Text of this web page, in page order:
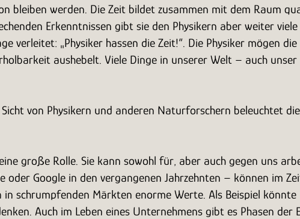
bleiben werden. Die Zeit bildet zusammen mit dem Raum
Erkenntnissen gibt sie den Physikern aber weiter
verleitet: „Physiker hassen die Zeit!“. Die Physiker mögen
aushebelt. Viele Dinge in unserer Welt – auch
von Physikern und anderen Naturforschern beleuchtet
große Rolle. Sie kann sowohl für, aber auch gegen uns
oder Google in den vergangenen Jahrzehnten – können im
schrumpfenden Märkten enorme Werte. Als Beispiel
Auch im Leben eines Unternehmens gibt es Phasen der